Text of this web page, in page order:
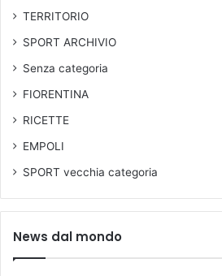
TERRITORIO
SPORT ARCHIVIO
Senza categoria
FIORENTINA
RICETTE
EMPOLI
SPORT vecchia categoria
News dal mondo